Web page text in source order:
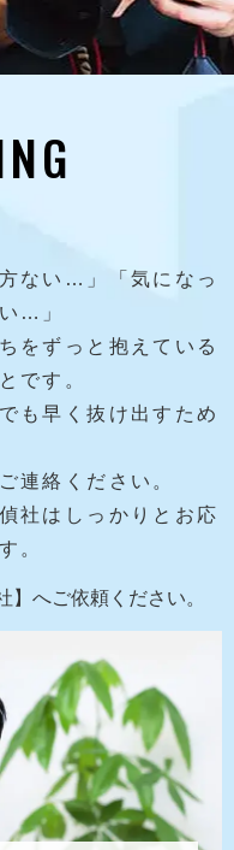
ない…」「気になっ
…」
をずっと抱えている
です。
も早く抜け出すため
連絡ください。
社はしっかりとお応
。
へご依頼ください。